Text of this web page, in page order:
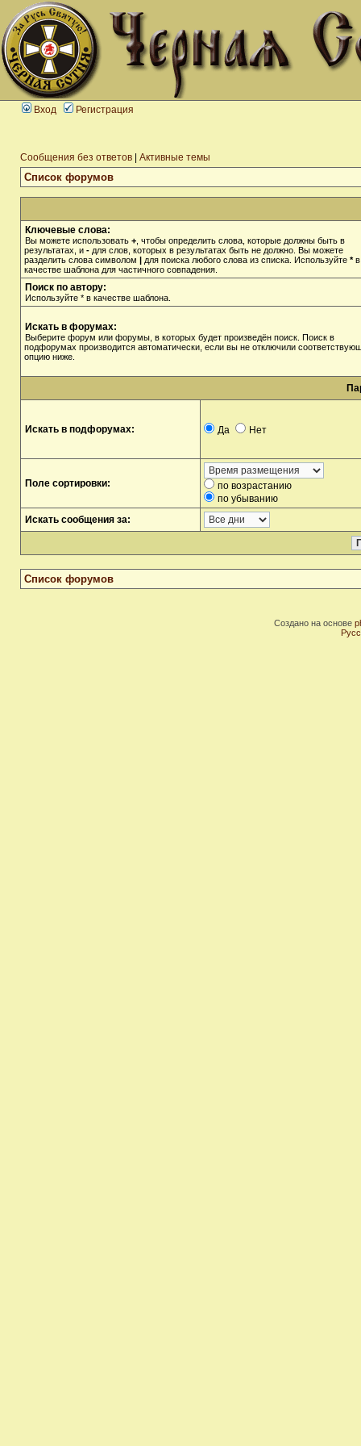
Вход Регистрация
Сообщения без ответов Активные темы
Список форумов
Ключевые слова:
Вы можете использовать + , чтобы определить слова, которые должны быть в
результатах, и - для слов, которых в результатах быть не должно. Вы можете
разделить слова символом | для поиска любого слова из списка. Используйте *в
качестве шаблона для частичного совпадения.
Поиск по автору:
Используйте * в качестве шаблона.
Искать в форумах:
Выберите форум или форумы, в которых будет произведён поиск. Поиск в
подфорумах производится автоматически, если вы не отключили
опцию ниже.
Искать в подфорумах: Да Нет
Поле сортировки:
по возрастанию
по убыванию
Искать сообщения за:
Список форумов
Создано на основе